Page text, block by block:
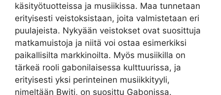
käsityötuotteissa ja musiikissa. Maa tunnetaan
erityisesti veistoksistaan, joita valmistetaan eri
puulajeista. Nykyään veistokset ovat suosittuja
matkamuistoja ja niitä voi ostaa esimerkiksi
paikallisilta markkinoilta. Myös musiikilla on
tärkeä rooli gabonilaisessa kulttuurissa, ja
erityisesti yksi perinteinen musiikkityyli,
nimeltään Bwiti, on suosittu Gabonissa.